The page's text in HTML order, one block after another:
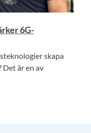
6G-
skapa
är en av